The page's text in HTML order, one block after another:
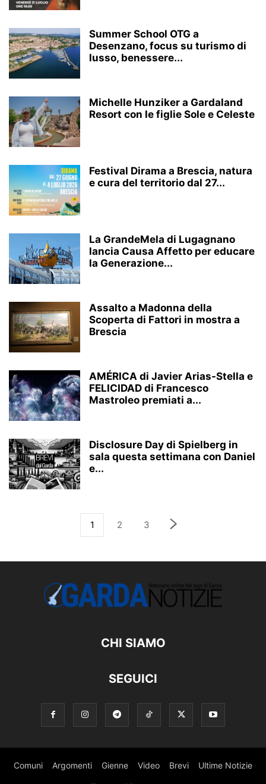
Summer School OTG a
Desenzano, focus su turismo di
lusso, benessere...
Michelle Hunziker a Gardaland
Resort con le figlie Sole e Celeste
Festival Dirama a Brescia, natura
e cura del territorio dal 27...
La GrandeMela di Lugagnano
lancia Causa Affetto per educare
la Generazione...
Assalto a Madonna della
Scoperta di Fattori in mostra a
Brescia
AMÉRICA di Javier Arias-Stella e
FELICIDAD di Francesco
Mastroleo premiati a...
Disclosure Day di Spielberg in
sala questa settimana con Daniel
e...
1 2 3
CHI SIAMO
SEGUICI
Comuni Argomenti Gienne Video Brevi Ultime Notizie